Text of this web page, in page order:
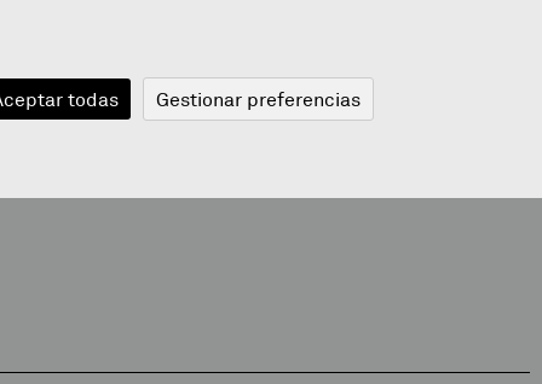
JANGELA BLOGA BERRIAK
todas Gestionar preferencias